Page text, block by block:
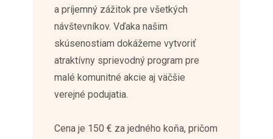
a príjemný zážitok pre všetkých
návštevníkov. Vďaka našim
skúsenostiam dokážeme vytvoriť
atraktívny sprievodný program pre
malé komunitné akcie aj väčšie
verejné podujatia.
Cena je 150 € za jedného koňa, pričom